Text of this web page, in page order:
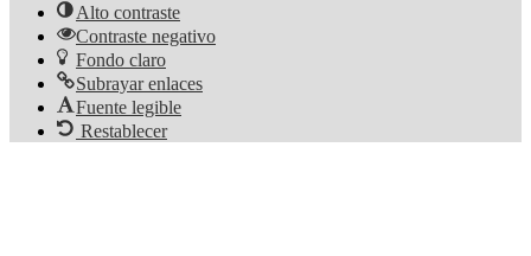
Alto contraste
Contraste negativo
Fondo claro
Subrayar enlaces
Fuente legible
Restablecer